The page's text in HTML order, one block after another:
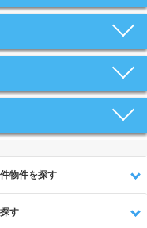
物件を探す
す